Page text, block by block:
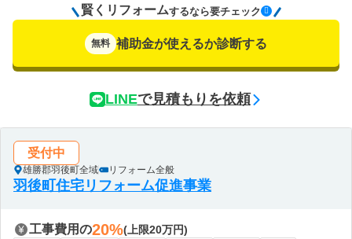
賢くリフォームするなら要チェック
無料 補助金が使えるか診断する
LINEで見積もりを依頼
受付中
雄勝郡羽後町全域 リフォーム全般
羽後町住宅リフォーム促進事業
工事費用の20%(上限20万円)